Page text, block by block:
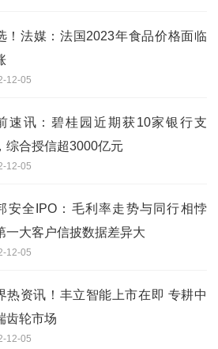
！法媒：法国2023年食品价格面临
12-05
速讯：碧桂园近期获10家银行支
综合授信超3000亿元
12-05
安全IPO：毛利率走势与同行相悖
一大客户信披数据差异大
12-05
热资讯！丰立智能上市在即 专耕中
齿轮市场
12-05